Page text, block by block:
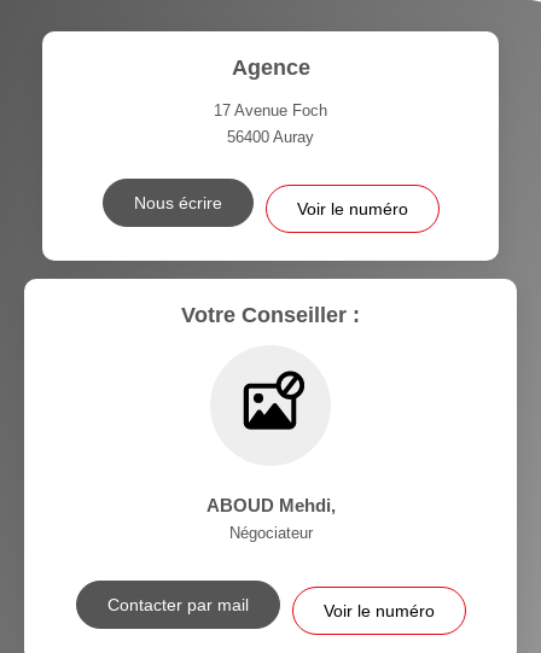
Agence
17 Avenue Foch
56400 Auray
Nous écrire Voir le numéro
Votre Conseiller :
ABOUD Mehdi,
Négociateur
Contacter par mail Voir le numéro